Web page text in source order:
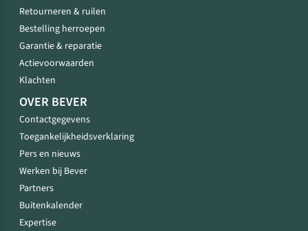
Retourneren & ruilen
Bestelling herroepen
Garantie & reparatie
Actievoorwaarden
Klachten
OVER BEVER
Contactgegevens
Toegankelijkheidsverklaring
Pers en nieuws
Werken bij Bever
Partners
Buitenkalender
Expertise